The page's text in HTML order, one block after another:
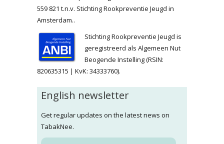
559 821 t.n.v. Stichting Rookpreventie Jeugd in
Amsterdam..
Stichting Rookpreventie Jeugd is
geregistreerd als Algemeen Nut
Beogende Instelling (RSIN:
820635315 | KvK: 34333760).
English newsletter
Get regular updates on the latest news on
TabakNee.